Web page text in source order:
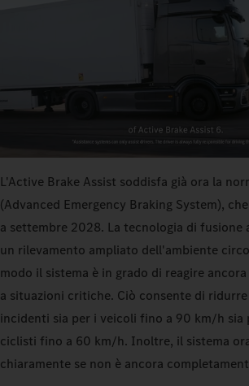
L'Active Brake Assist soddisfa già ora la
(Advanced Emergency Braking System),
a settembre 2028. La tecnologia di fusione
un rilevamento ampliato dell'ambiente
modo il sistema è in grado di reagire
a situazioni critiche. Ciò consente di
incidenti sia per i veicoli fino a 90 km/h sia
ciclisti fino a 60 km/h. Inoltre, il sistema
chiaramente se non è ancora